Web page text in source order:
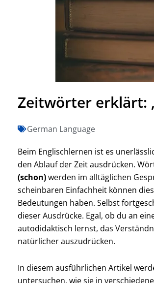
Zeitwörter erklärt:
German Language
Beim Englischlernen ist es
den Ablauf der Zeit ausdrücken.
(schon)werden im alltäglichen
scheinbaren Einfachheit können
Bedeutungen haben. Selbst
dieser Ausdrücke. Egal, ob du an
autodidaktisch lernst, das
natürlicher auszudrücken.
In diesem ausführlichen Artikel
untersuchen, wie sie in